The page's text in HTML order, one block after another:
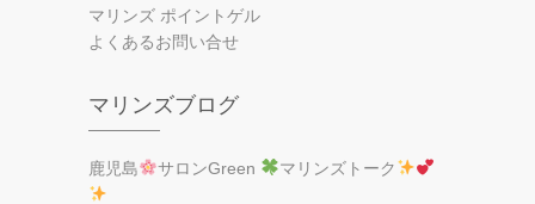
マリンズ ポイントゲル
よくあるお問い合せ
マリンズブログ
鹿児島 サロンGreen マリンズトーク